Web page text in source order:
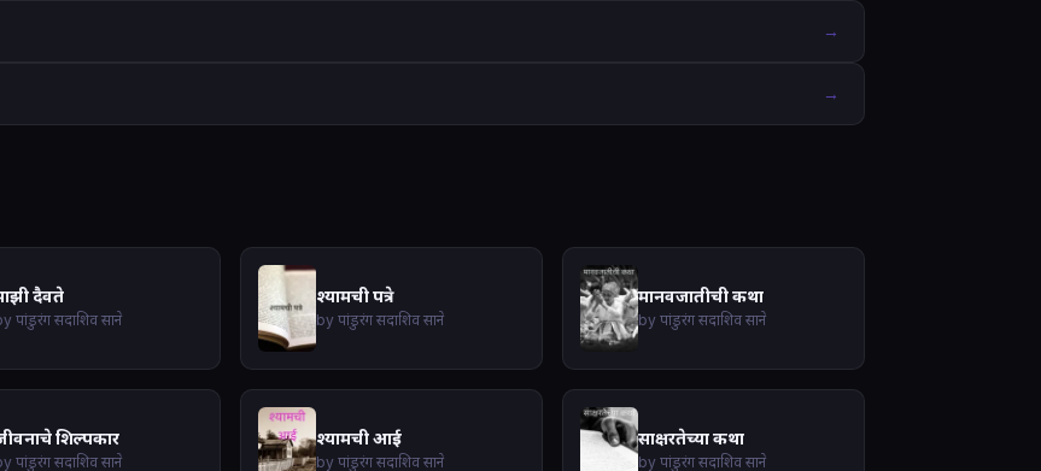
→
→
दैवते
पांडुरंग सदाशिव साने
श्यामची पत्रे
by पांडुरंग सदाशिव साने
मानवजातीची कथा
by पांडुरंग सदाशिव साने
शिल्पकार
पांडुरंग सदाशिव साने
श्यामची आई
by पांडुरंग सदाशिव साने
साक्षरतेच्या कथा
by पांडुरंग सदाशिव साने